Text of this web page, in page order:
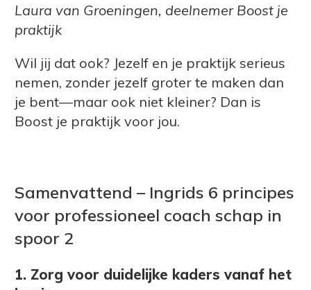
Laura van Groeningen, deelnemer Boost je
praktijk
Wil jij dat ook? Jezelf en je praktijk serieus
nemen, zonder jezelf groter te maken dan
je bent—maar ook niet kleiner? Dan is
Boost je praktijk voor jou.
Samenvattend – Ingrids 6 principes
voor professioneel coach schap in
spoor 2
1. Zorg voor duidelijke kaders vanaf het